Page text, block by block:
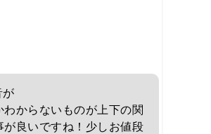
が
からないものが上下の関
良いですね！少しお値段